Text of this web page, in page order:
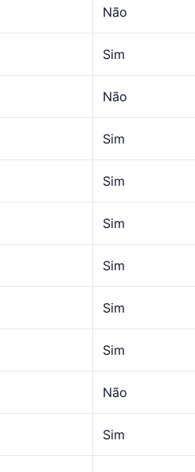
Não
Sim
Não
Sim
Sim
Sim
Sim
Sim
Sim
Não
Sim